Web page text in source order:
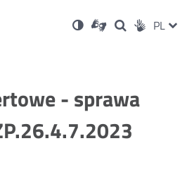
Ustawienia
Wersja
kontrastowa
Dla
niesłyszących
OtwórzOtwórz
w
Otwórz
w
Social PL
- sprawa